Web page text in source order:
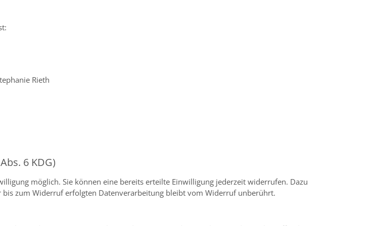
Rieth
6 KDG)
möglich. Sie können eine bereits erteilte Einwilligung jederzeit widerrufen. Dazu
zum Widerruf erfolgten Datenverarbeitung bleibt vom Widerruf unberührt.